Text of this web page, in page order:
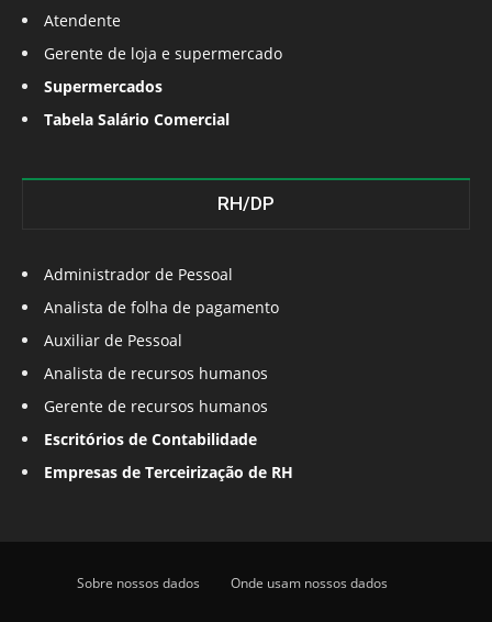
Atendente
Gerente de loja e supermercado
Supermercados
Tabela Salário Comercial
RH/DP
Administrador de Pessoal
Analista de folha de pagamento
Auxiliar de Pessoal
Analista de recursos humanos
Gerente de recursos humanos
Escritórios de Contabilidade
Empresas de Terceirização de RH
Sobre nossos dados Onde usam nossos dados